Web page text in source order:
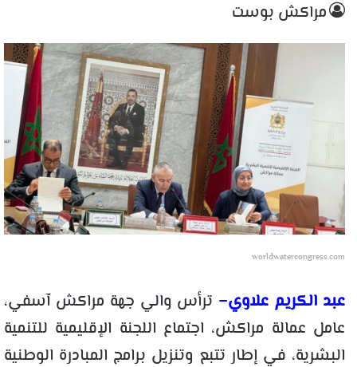
مراكش بوست
worldwatercongress.com
عبد الكريم علاوي– ترأس والي جهة مراكش آسفي،
عامل عمالة مراكش، اجتماع اللجنة الإقليمية للتنمية
البشرية، في إطار تتبع وتنزيل برامج المبادرة الوطنية